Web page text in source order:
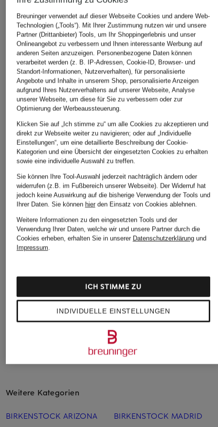
BIRKENSTOCK
Pantoletten BLAIR
BIRKENSTOCK
Pantoletten BLAIR D-
BIRKENSTOCK
Pantoletten
Weitere Kategorien
BIRKENSTOCK ARIZONA
BIRKENSTOCK MADRID
Breuninger verwendet auf dieser Webseite Cookies und andere Web-
Technologien („Tools“). Mit Ihrer Zustimmung nutzen wir und unsere
Partner (Drittanbieter) Tools, um Ihr Shoppingerlebnis und unser
Onlineangebot zu verbessern und Ihnen interessante Werbung auf
anderen Seiten anzuzeigen. Personenbezogene Daten können
verarbeitet werden (z. B. IP-Adressen, Cookie-ID, Browser- und
Standort-Informationen, Nutzerverhalten), für personalisierte
Angebote und Inhalte in unserem Shop, personalisierte Anzeigen
aufgrund Ihres Nutzerverhaltens auf unserer Webseite, Analyse
unserer Webseite, um diese für Sie zu verbessern oder zur
Optimierung der Werbeaussteuerung.
Klicken Sie auf „Ich stimme zu“ um alle Cookies zu akzeptieren und
direkt zur Webseite weiter zu navigieren; oder auf „Individuelle
Einstellungen“, um eine detaillierte Beschreibung der Cookie-
Kategorien und eine Übersicht der eingesetzten Cookies zu erhalten
sowie eine individuelle Auswahl zu treffen.
Sie können Ihre Tool-Auswahl jederzeit nachträglich ändern oder
widerrufen (z.B. im Fußbereich unserer Webseite). Der Widerruf hat
jedoch keine Auswirkung auf die bisherige Verwendung der Tools und
Ihrer Daten. Sie können hierden Einsatz von Cookies ablehnen.
Weitere Informationen zu den eingesetzten Tools und der
Verwendung Ihrer Daten, welche wir und unsere Partner durch die
Cookies erheben, erhalten Sie in unserer Datenschutzerklärungund
Impressum.
INDIVIDUELLE EINSTELLUNGEN
ICH STIMME ZU